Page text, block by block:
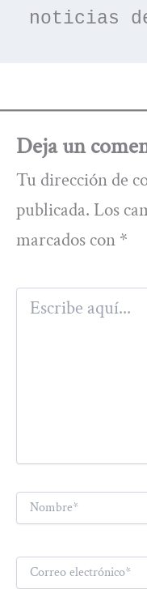
noticias
Deja un
Tu dirección de
publicada. Los
marcados con *
Escribe
aquí...
Nombre*
Correo
electrónico*